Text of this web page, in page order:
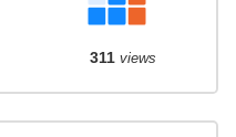
311 views